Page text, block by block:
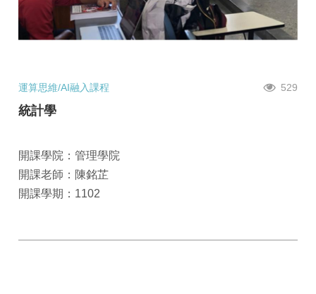
運算思維/AI融入課程 529
統計學
開課學院：管理學院
開課老師：陳銘芷
開課學期：1102